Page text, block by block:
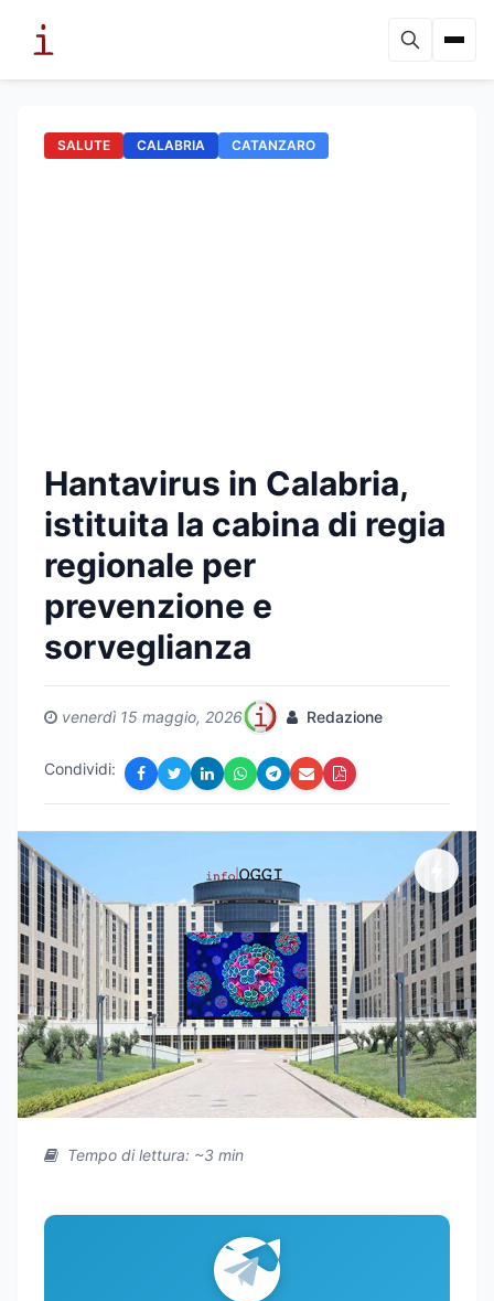
SALUTE CALABRIA CATANZARO
Hantavirus in Calabria,
istituita la cabina di regia
regionale per
prevenzione e
sorveglianza
venerdì 15 maggio, 2026 Redazione
Condividi:
Tempo di lettura: ~3 min